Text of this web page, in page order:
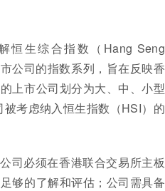
恒生综合指数（Hang Seng
公司的指数系列，旨在反映香
上市公司划分为大、中、小型
考虑纳入恒生指数（HSI）的
司必须在香港联合交易所主板
够的了解和评估；公司需具备